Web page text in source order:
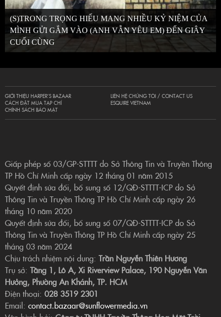
(S)TRONG TRỌNG HIẾU MANG NHIỀU KỶ NIỆM CỦA
MÌNH GỬI GẮM VÀO (ANH VẪN YÊU EM) ĐẾN GIÂY
CUỐI CÙNG
GIỚI THIỆU HARPER’S BAZAAR
CÁCH ĐẶT MUA TẠP CHÍ
CHÍNH SÁCH BẢO MẬT
LIÊN HỆ CHÚNG TÔI / CONTACT US
ESQUIRE VIETNAM
Giấp phép số 03/GP-STTTT do Sở Thông Tin và Truyền Thông
TP Hồ Chí Minh cấp ngày 12 tháng 01 năm 2015
Quyết định sửa đổi, bổ sung số 12/QĐ-STTTT-ICP do Sở
Thông Tin và Truyền Thông TP Hồ Chí Minh cấp ngày 26
tháng 10 năm 2020
Quyết định sửa đổi, bổ sung số 07/QĐ-STTTT-ICP do Sở
Thông Tin và Truyền Thông TP Hồ Chí Minh cấp ngày 25
tháng 03 năm 2024
Chịu trách nhiệm nội dung: Trần Nguyễn Thiên Hương
Trụ sở: Tầng 1, Lô A, Xi Riverview Palace, 190 Nguyễn Văn
Hưởng, Phường An Khánh, TP. HCM
Điện thoại: 028 3519 2301
Email: contact.bazaar@sunflowermedia.vn